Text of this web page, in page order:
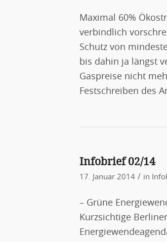
Maximal 60%
verbindlich
Schutz von
bis dahin ja längst
Gaspreise nicht
Festschreiben des
Infobrief 02/14
17. Januar 2014 / in
– Grüne
Kurzsichtige